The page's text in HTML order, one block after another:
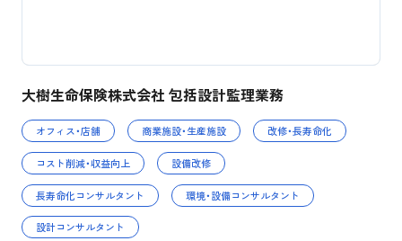
オフィス・店舗 商業施設・生産施設 改修・長寿命化
コスト削減・収益向上 設備改修
長寿命化コンサルタント 環境・設備コンサルタント
設計コンサルタント
大樹生命保険株式会社 包括設計監理業務